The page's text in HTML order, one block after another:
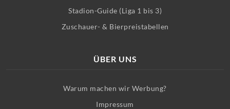
Stadion-Guide (Liga 1 bis 3)
Zuschauer- & Bierpreistabellen
ÜBER UNS
Warum machen wir Werbung?
Impressum